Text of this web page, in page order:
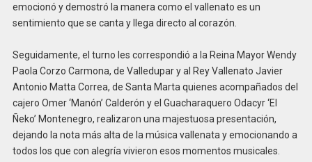
emocionó y demostró la manera como el vallenato es un
sentimiento que se canta y llega directo al corazón.
Seguidamente, el turno les correspondió a la Reina Mayor Wendy
Paola Corzo Carmona, de Valledupar y al Rey Vallenato Javier
Antonio Matta Correa, de Santa Marta quienes acompañados del
cajero Omer ‘Manón’ Calderón y el Guacharaquero Odacyr ‘El
Ñeko’ Montenegro, realizaron una majestuosa presentación,
dejando la nota más alta de la música vallenata y emocionando a
todos los que con alegría vivieron esos momentos musicales.